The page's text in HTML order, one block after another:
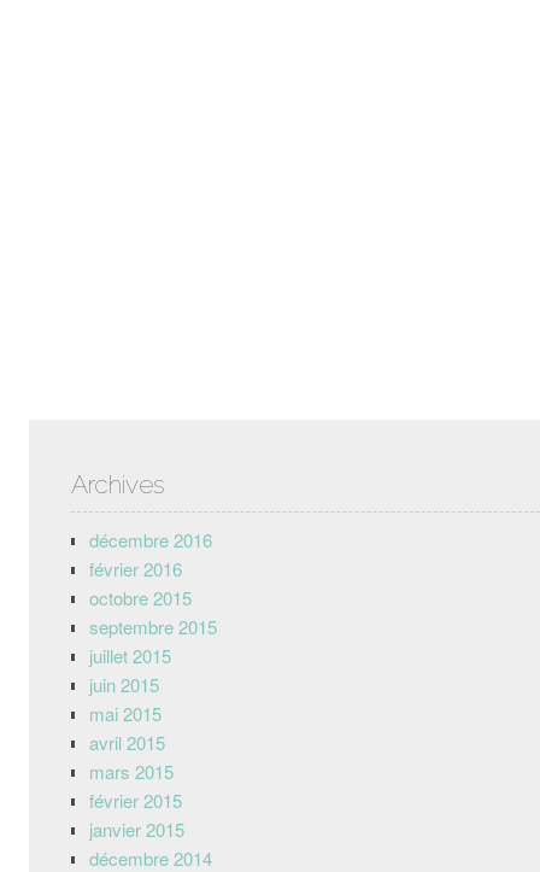
Archives
décembre 2016
février 2016
octobre 2015
septembre 2015
juillet 2015
juin 2015
mai 2015
avril 2015
mars 2015
février 2015
janvier 2015
décembre 2014